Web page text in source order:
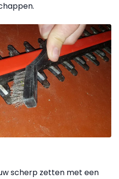
scherp zetten met een